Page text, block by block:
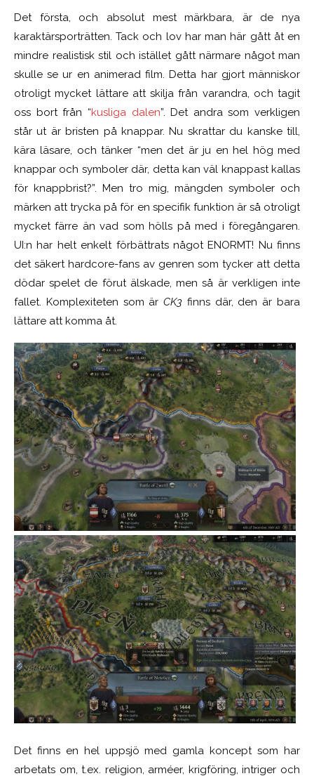
Det första, och absolut mest märkbara, är de nya
karaktärsporträtten. Tack och lov har man här gått åt en
mindre realistisk stil och istället gått närmare något man
skulle se ur en animerad film. Detta har gjort människor
otroligt mycket lättare att skilja från varandra, och tagit
oss bort från “kusliga dalen”. Det andra som verkligen
står ut är bristen på knappar. Nu skrattar du kanske till,
kära läsare, och tänker “men det är ju en hel hög med
knappar och symboler där, detta kan väl knappast kallas
för knappbrist?”. Men tro mig, mängden symboler och
märken att trycka på för en specifik funktion är så otroligt
mycket färre än vad som hölls på med i föregångaren.
UI:n har helt enkelt förbättrats något ENORMT! Nu finns
det säkert hardcore-fans av genren som tycker att detta
dödar spelet de förut älskade, men så är verkligen inte
fallet. Komplexiteten som ärCK3 finns där, den är bara
lättare att komma åt.
Det finns en hel uppsjö med gamla koncept som har
arbetats om, t.ex. religion, arméer, krigföring, intriger och